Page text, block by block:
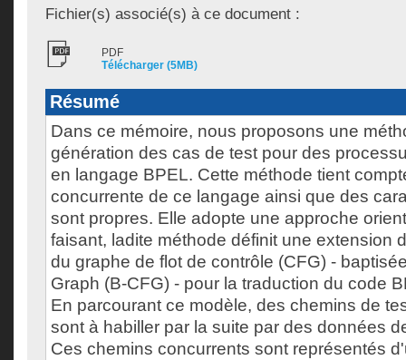
Fichier(s) associé(s) à ce document :
PDF
Télécharger (5MB)
Résumé
Dans ce mémoire, nous proposons une
génération des cas de test pour des
en langage BPEL. Cette méthode tient
concurrente de ce langage ainsi que des
sont propres. Elle adopte une approche
faisant, ladite méthode définit une extension
du graphe de flot de contrôle (CFG) -
Graph (B-CFG) - pour la traduction du code
En parcourant ce modèle, des chemins de
sont à habiller par la suite par des données
Ces chemins concurrents sont représentés